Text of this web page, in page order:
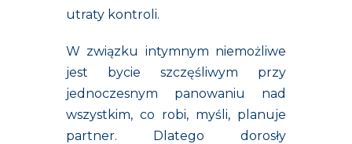
utraty kontroli.
W związku intymnym niemożliwe
jest bycie szczęśliwym przy
jednoczesnym panowaniu nad
wszystkim, co robi, myśli, planuje
partner. Dlatego dorosły